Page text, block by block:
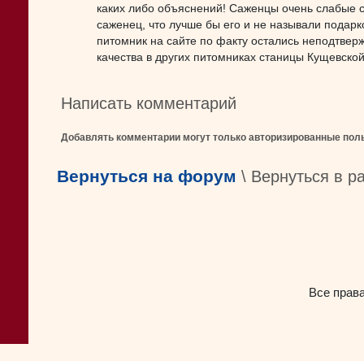
каких либо объяснений! Саженцы очень слабые
саженец, что лучше бы его и не называли
питомник на сайте по факту остались
качества в других питомниках станицы
Написать комментарий
Добавлять комментарии могут только авторизированные
Вернуться на форум \ Вернуться в
Все